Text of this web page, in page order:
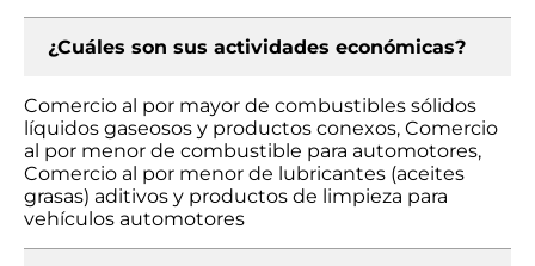
¿Cuáles son sus actividades económicas?
Comercio al por mayor de combustibles sólidos
líquidos gaseosos y productos conexos, Comercio
al por menor de combustible para automotores,
Comercio al por menor de lubricantes (aceites
grasas) aditivos y productos de limpieza para
vehículos automotores